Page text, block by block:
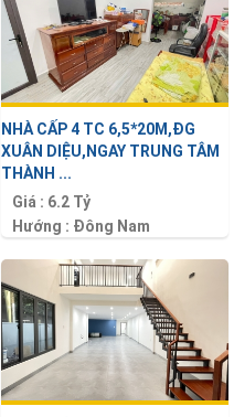
NHÀ CẤP 4 TC 6,5*20M,ĐG
XUÂN DIỆU,NGAY TRUNG TÂM
THÀNH ...
Giá : 6.2 Tỷ
Hướng : Đông Nam